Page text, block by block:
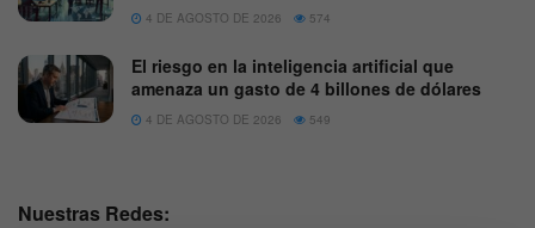
4 DE AGOSTO DE 2026 574
El riesgo en la inteligencia artificial que
amenaza un gasto de 4 billones de dólares
4 DE AGOSTO DE 2026 549
Nuestras Redes: